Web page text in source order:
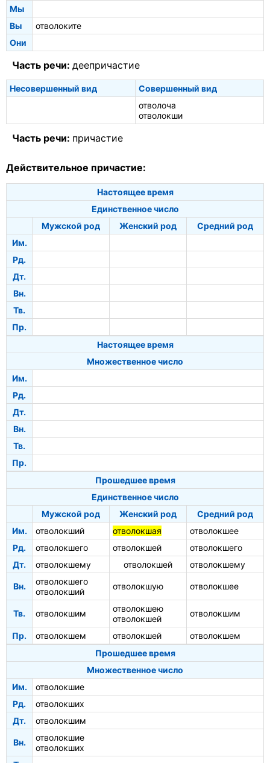
Мы
Вы
отволоките
Они
Часть речи: деепричастие
Несовершенный вид
Совершенный вид
отволоча
отволокши
Часть речи: причастие
Действительное причастие:
Настоящее время
Единственное число
Мужской род
Женский род
Средний род
Им.
Рд.
Дт.
Вн.
Тв.
Пр.
Настоящее время
Множественное число
Им.
Рд.
Дт.
Вн.
Тв.
Пр.
Прошедшее время
Единственное число
Мужской род
Женский род
Средний род
Им.
отволокший отволокшая
отволокшее
Рд.
отволокшего отволокшей
отволокшего
Дт.
отволокшему отволокшей отволокшему
Вн.
отволокшего
отволокший
отволокшую отволокшее
Тв. отволокшим
отволокшею
отволокшей
отволокшим
Пр. отволокшем отволокшей
отволокшем
Прошедшее время
Множественное число
Им.
отволокшие
Рд.
отволокших
Дт.
отволокшим
Вн.
отволокшие
отволокших